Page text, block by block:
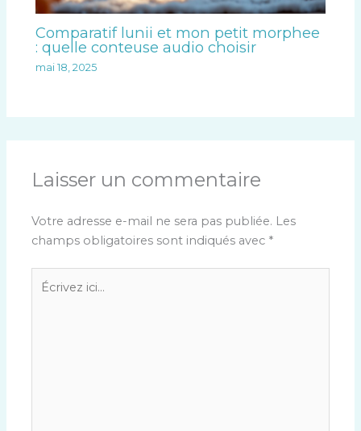
Comparatif lunii et mon petit morphee
: quelle conteuse audio choisir
mai 18, 2025
Laisser un commentaire
Votre adresse e-mail ne sera pas publiée. Les
champs obligatoires sont indiqués avec *
Écrivez
ici…